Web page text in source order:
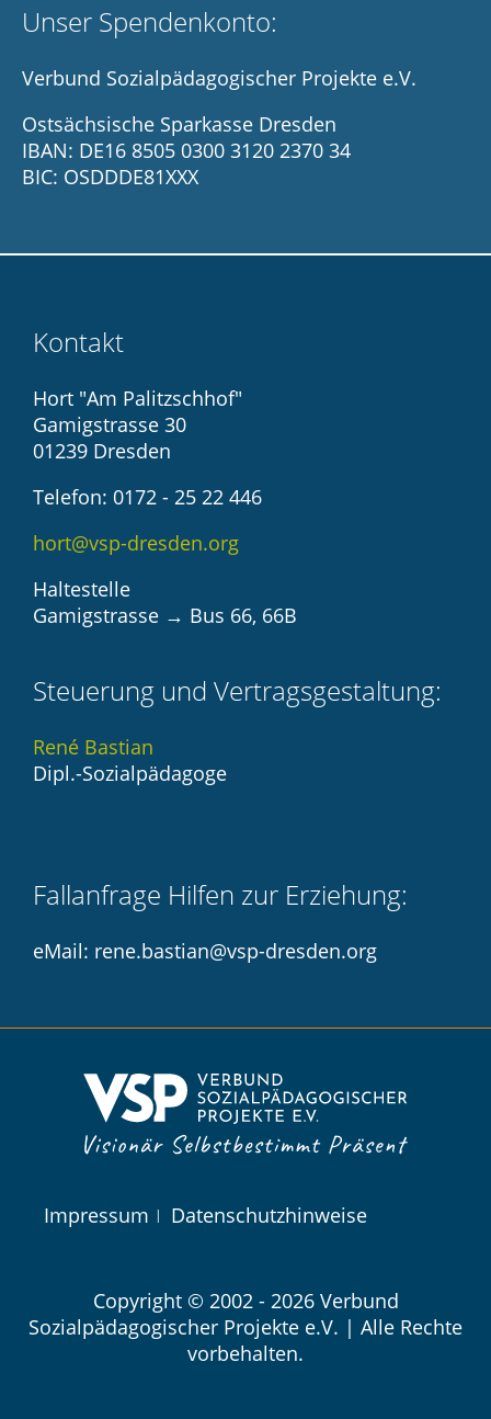
Unser Spendenkonto:
Verbund Sozialpädagogischer Projekte e.V.
Ostsächsische Sparkasse Dresden
IBAN: DE16 8505 0300 3120 2370 34
BIC: OSDDDE81XXX
Kontakt
Hort "Am Palitzschhof"
Gamigstrasse 30
01239 Dresden
Telefon: 0172 - 25 22 446
hort@vsp-dresden.org
Haltestelle
Gamigstrasse → Bus 66, 66B
Steuerung und Vertragsgestaltung:
René Bastian
Dipl.-Sozialpädagoge
Fallanfrage Hilfen zur Erziehung:
eMail: rene.bastian@vsp-dresden.org
überspringen
Impressum Datenschutzhinweise
Copyright © 2002 - 2026 Verbund
Sozialpädagogischer Projekte e.V. | Alle Rechte
vorbehalten.